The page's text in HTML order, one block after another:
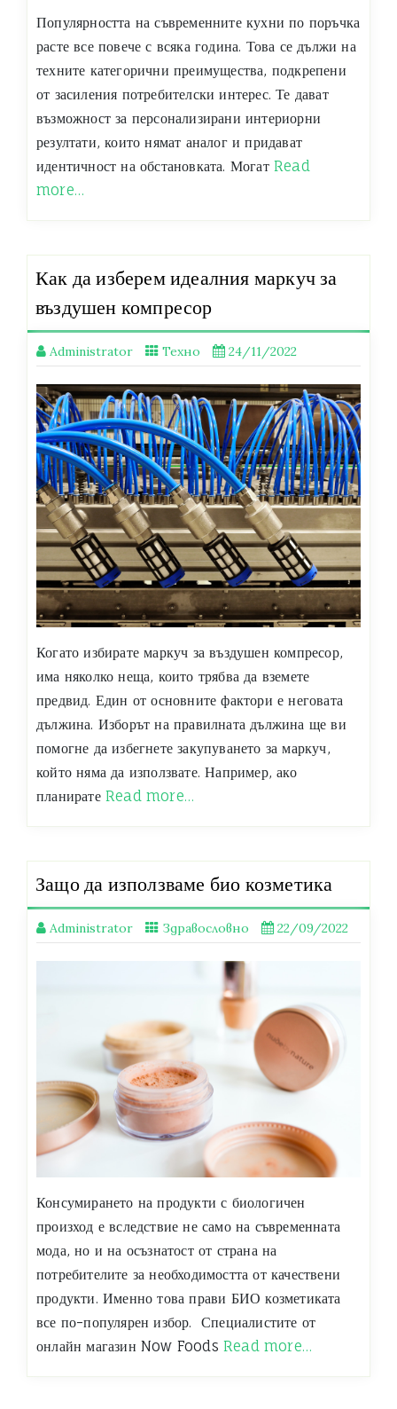
Популярността на съвременните кухни по поръчка
расте все повече с всяка година. Това се дължи на
техните категорични преимущества, подкрепени
от засиления потребителски интерес. Те дават
възможност за персонализирани интериорни
резултати, които нямат аналог и придават
идентичност на обстановката. Могат Read
more…
Как да изберем идеалния маркуч за
въздушен компресор
Administrator Техно 24/11/2022
Когато избирате маркуч за въздушен компресор,
има няколко неща, които трябва да вземете
предвид. Един от основните фактори е неговата
дължина. Изборът на правилната дължина ще ви
помогне да избегнете закупуването за маркуч,
който няма да използвате. Например, ако
планирате Read more…
Защо да използваме био козметика
Administrator Здравословно 22/09/2022
Консумирането на продукти с биологичен
произход е вследствие не само на съвременната
мода, но и на осъзнатост от страна на
потребителите за необходимостта от качествени
продукти. Именно това прави БИО козметиката
все по-популярен избор. Специалистите от
онлайн магазин Now Foods Read more…